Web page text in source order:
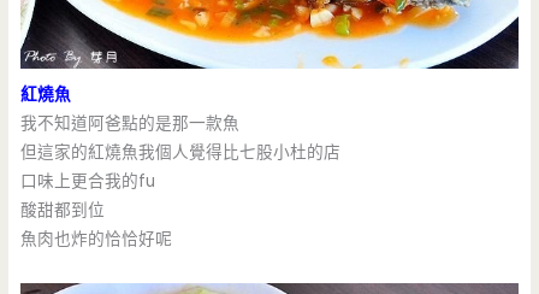
紅燒魚
我不知道阿爸點的是那一款魚
但這家的紅燒魚我個人覺得比七股小杜的店
口味上更合我的fu
酸甜都到位
魚肉也炸的恰恰好呢